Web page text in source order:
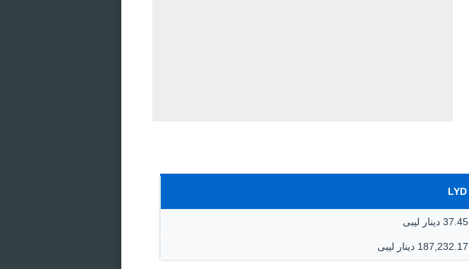
LYD
37.45 دينار ليبى
187,232.17 دينار ليبى